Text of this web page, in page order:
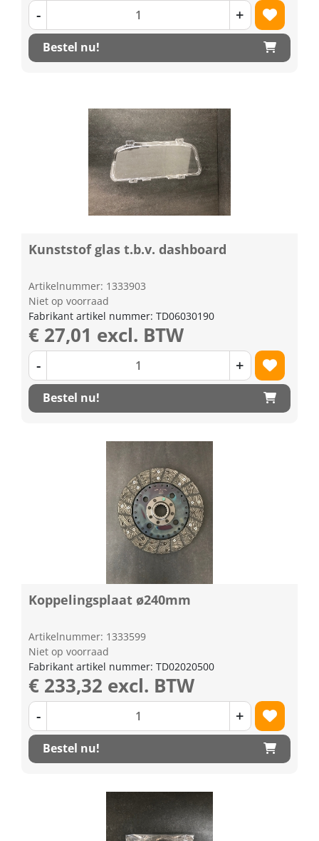
- +
Bestel nu!
Kunststof glas t.b.v. dashboard
Artikelnummer: 1333903
Niet op voorraad
Fabrikant artikel nummer: TD06030190
€ 27,01 excl. BTW
- +
Bestel nu!
Koppelingsplaat ø240mm
Artikelnummer: 1333599
Niet op voorraad
Fabrikant artikel nummer: TD02020500
€ 233,32 excl. BTW
- +
Bestel nu!